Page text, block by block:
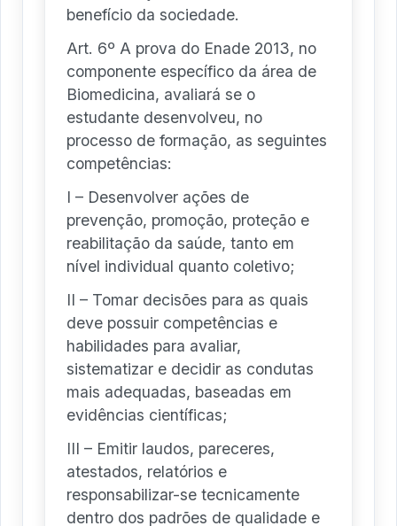
benefício da sociedade.
Art. 6º A prova do Enade 2013, no
componente específico da área de
Biomedicina, avaliará se o
estudante desenvolveu, no
processo de formação, as seguintes
competências:
I – Desenvolver ações de
prevenção, promoção, proteção e
reabilitação da saúde, tanto em
nível individual quanto coletivo;
II – Tomar decisões para as quais
deve possuir competências e
habilidades para avaliar,
sistematizar e decidir as condutas
mais adequadas, baseadas em
evidências científicas;
III – Emitir laudos, pareceres,
atestados, relatórios e
responsabilizar-se tecnicamente
dentro dos padrões de qualidade e